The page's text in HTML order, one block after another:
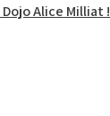
Alice Milliat !